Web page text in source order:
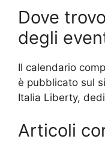
Dove
degli
Il calendario
è pubblicato sul
Italia Liberty,
Articoli